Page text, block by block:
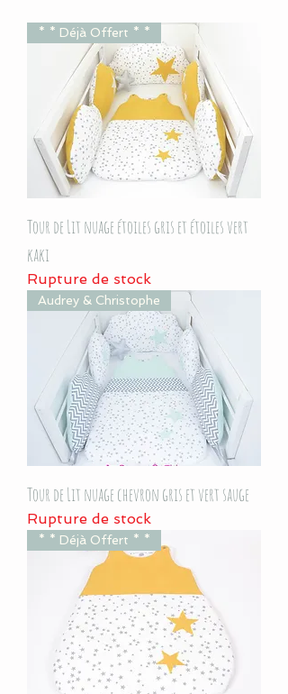
* * Déjà Offert * *
Tour de Lit nuage étoiles gris et étoiles vert
kaki
Rupture de stock
Audrey & Christophe
Tour de Lit nuage chevron gris et vert sauge
Rupture de stock
* * Déjà Offert * *